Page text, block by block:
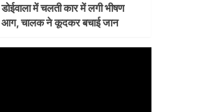
डोईवाला में चलती कार में लगी भीषण
आग, चालक ने कूदकर बचाई जान